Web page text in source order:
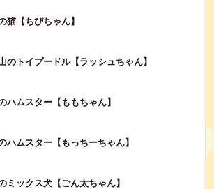
猫【ちびちゃん】
のトイプードル【ラッシュちゃん】
ハムスター【ももちゃん】
ハムスター【もっちーちゃん】
ミックス犬【ごん太ちゃん】